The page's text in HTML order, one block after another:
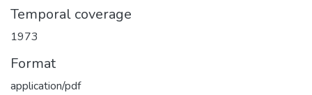
Temporal coverage
1973
Format
application/pdf